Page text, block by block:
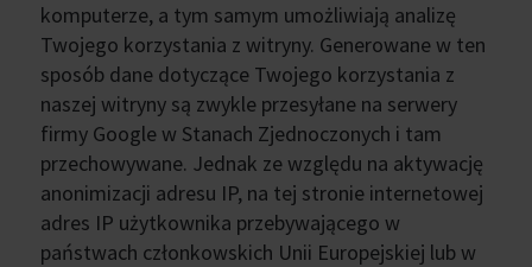
komputerze, a tym samym umożliwiają analizę
Twojego korzystania z witryny. Generowane w ten
sposób dane dotyczące Twojego korzystania z
naszej witryny są zwykle przesyłane na serwery
firmy Google w Stanach Zjednoczonych i tam
przechowywane. Jednak ze względu na aktywację
anonimizacji adresu IP, na tej stronie internetowej
adres IP użytkownika przebywającego w
państwach członkowskich Unii Europejskiej lub w